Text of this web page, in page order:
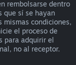
rembolsarse dentro
que sí se hayan
mismas condiciones,
el proceso de
para adquirir el
no al receptor.